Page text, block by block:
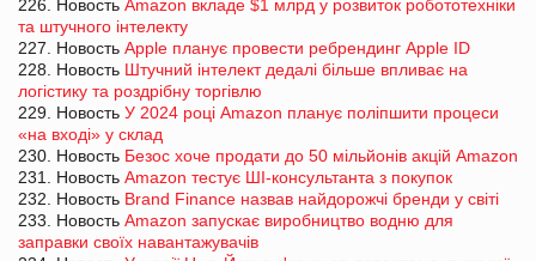
226. Новость Amazon вкладе $1 млрд у розвиток робототехніки
та штучного інтелекту
227. Новость Apple планує провести ребрендинг Apple ID
228. Новость Штучний інтелект дедалі більше впливає на
логістику та роздрібну торгівлю
229. Новость У 2024 році Amazon планує поліпшити процеси
«на вході» у склад
230. Новость Безос хоче продати до 50 мільйонів акцій Amazon
231. Новость Amazon тестує ШІ-консультанта з покупок
232. Новость Brand Finance назвав найдорожчі бренди у світі
233. Новость Amazon запускає виробництво водню для
заправки своїх навантажувачів